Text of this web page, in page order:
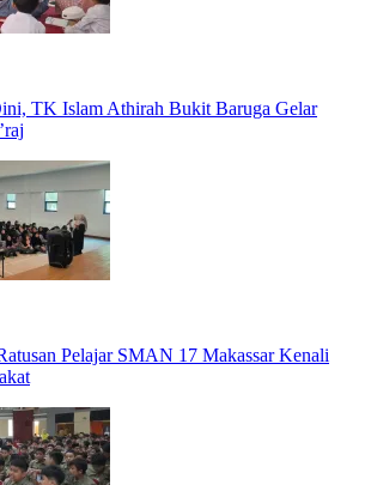
TK Islam Athirah Bukit Baruga Gelar
Pelajar SMAN 17 Makassar Kenali